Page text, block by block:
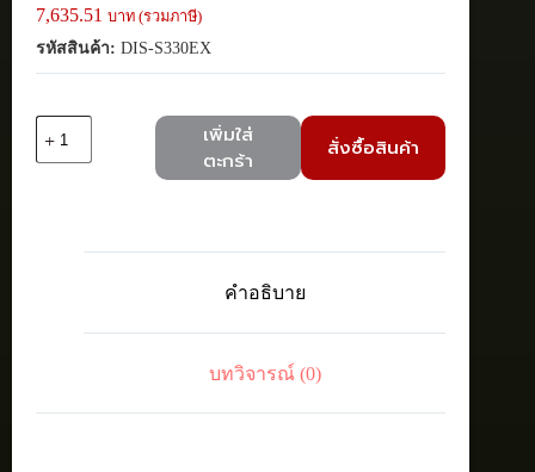
7,635.51 บาท (รวมภาษี)
รหัสสินค้า: DIS-S330EX
D-
Tranceiver
industrial
เพิ่มใส่
ตะกร้า
สั่งซื้อสินค้า
คำอธิบาย
บทวิจารณ์ (0)